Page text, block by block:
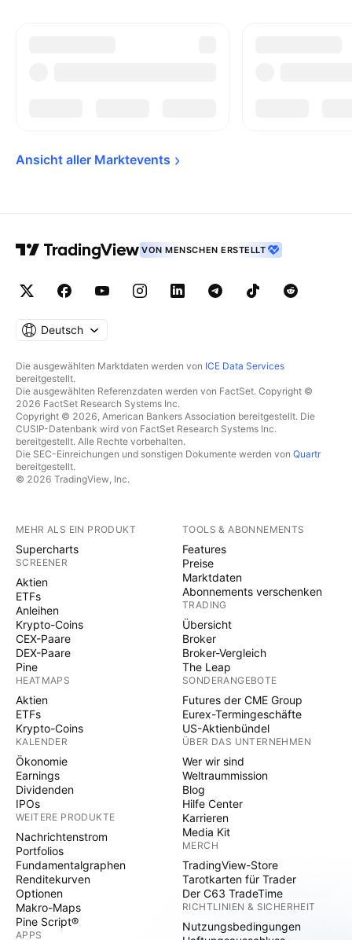
Ansicht aller Marktevents
VON MENSCHEN ERSTELLT
Deutsch
Die ausgewählten Marktdaten werden von ICE Data Services
bereitgestellt.
Die ausgewählten Referenzdaten werden von FactSet. Copyright ©
2026 FactSet Research Systems Inc.
Copyright © 2026, American Bankers Association bereitgestellt. Die
CUSIP-Datenbank wird von FactSet Research Systems Inc.
bereitgestellt. Alle Rechte vorbehalten.
Die SEC-Einreichungen und sonstigen Dokumente werden von Quartr
bereitgestellt.
© 2026 TradingView, Inc.
MEHR ALS EIN PRODUKT
Supercharts
SCREENER
Aktien
ETFs
Anleihen
Krypto-Coins
CEX-Paare
DEX-Paare
Pine
HEATMAPS
Aktien
ETFs
Krypto-Coins
KALENDER
Ökonomie
Earnings
Dividenden
IPOs
WEITERE PRODUKTE
Nachrichtenstrom
Portfolios
Fundamentalgraphen
Renditekurven
Optionen
Makro-Maps
Pine Script®
APPS
TOOLS & ABONNEMENTS
Features
Preise
Marktdaten
Abonnements verschenken
TRADING
Übersicht
Broker
Broker-Vergleich
The Leap
SONDERANGEBOTE
Futures der CME Group
Eurex-Termingeschäfte
US-Aktienbündel
ÜBER DAS UNTERNEHMEN
Wer wir sind
Weltraummission
Blog
Hilfe Center
Karrieren
Media Kit
MERCH
TradingView-Store
Tarotkarten für Trader
Der C63 TradeTime
RICHTLINIEN & SICHERHEIT
Nutzungsbedingungen